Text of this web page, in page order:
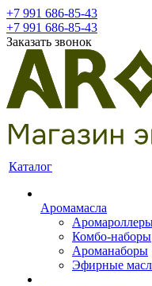
+7 991 686-85-43
+7 991 686-85-43
Заказать звонок
Каталог
Аромамасла
Комбо-наборы
Ароманаборы
Эфирные